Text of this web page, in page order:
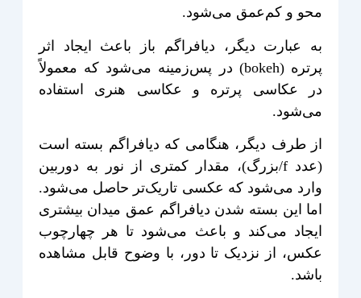
محو و کم‌عمق می‌شود.
به عبارت دیگر، دیافراگم باز باعث ایجاد اثر
پرتره (bokeh) در پس‌زمینه می‌شود که معمولاً
در عکاسی پرتره و عکاسی هنری استفاده
می‌شود.
از طرف دیگر، هنگامی که دیافراگم بسته است
(عدد f/بزرگ)، مقدار کمتری از نور به دوربین
وارد می‌شود که عکسی تاریک‌تر حاصل می‌شود.
اما این بسته شدن دیافراگم عمق میدان بیشتری
ایجاد می‌کند و باعث می‌شود تا هر چهارچوب
عکس، از نزدیک تا دور، با وضوح قابل مشاهده
باشد.